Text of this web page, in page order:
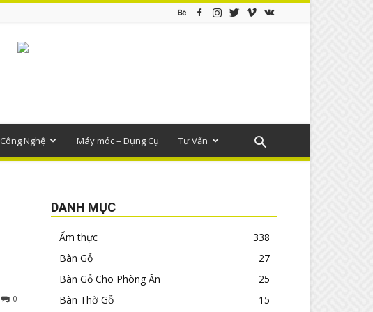
Công Nghệ Máy móc – Dụng Cụ Tư Vấn
0
DANH MỤC
Ẩm thực
338
Bàn Gỗ
27
Bàn Gỗ Cho Phòng Ăn
25
Bàn Thờ Gỗ
15